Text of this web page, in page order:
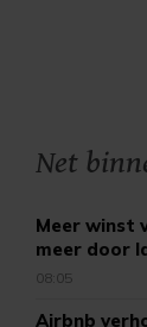
Net
Meer winst
meer door
08:05
Airbnb